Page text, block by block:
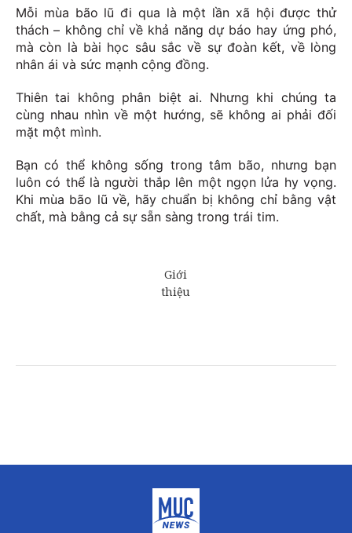
Mỗi mùa bão lũ đi qua là một lần xã hội được thử
thách – không chỉ về khả năng dự báo hay ứng phó,
mà còn là bài học sâu sắc về sự đoàn kết, về lòng
nhân ái và sức mạnh cộng đồng.
Thiên tai không phân biệt ai. Nhưng khi chúng ta
cùng nhau nhìn về một hướng, sẽ không ai phải đối
mặt một mình.
Bạn có thể không sống trong tâm bão, nhưng bạn
luôn có thể là người thắp lên một ngọn lửa hy vọng.
Khi mùa bão lũ về, hãy chuẩn bị không chỉ bằng vật
chất, mà bằng cả sự sẵn sàng trong trái tim.